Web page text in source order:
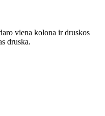
viena kolona ir druskos
druska.